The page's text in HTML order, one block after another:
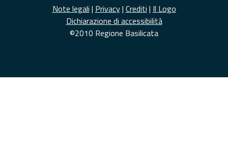
Note legali | Privacy| Crediti | Il Logo
Dichiarazione di accessibilità
©2010 Regione Basilicata